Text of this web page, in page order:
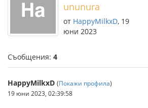
ununura
от HappyMilkxD, 19
юни 2023
Съобщения: 4
HappyMilkxD (Покажи профила)
19 юни 2023, 02:39:58